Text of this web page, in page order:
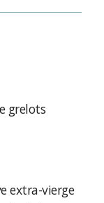
grelots
extra-vierge